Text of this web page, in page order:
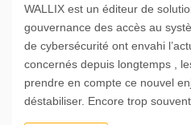
WALLIX est un éditeur de
gouvernance des accès au
de cybersécurité ont envahi
concernés depuis longtemps ,
prendre en compte ce nouvel
déstabiliser. Encore trop